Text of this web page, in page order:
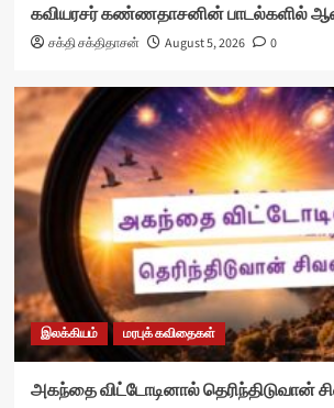
கவியரசர் கண்ணதாசனின் பாடல்களில்
சக்தி சக்திதாசன் August 5, 2026 0
இலக்கியம் மரபுக் கவிதைகள்
அகந்தை விட்டோடினால் தெரிந்திடுவான்